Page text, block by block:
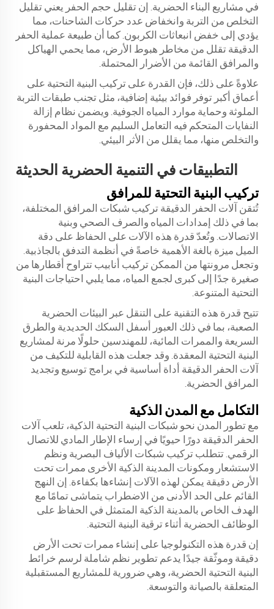
في مشاريع البناء الحضرية. إن تقليل حجم الحفر يعني تقليل
التخلص من التربة وانخفاض عدد حركات الشاحنات، مما
يؤدي إلى خفض انبعاثات الكربون. كما أن طبيعة عملية الحفر
الدقيقة تقلل من مخاطر هبوط الأرض، مما يحمي الهياكل
والمرافق القائمة من الأضرار المحتملة.
علاوةً على ذلك، فإن القدرة على تركيب البنية التحتية على
أعماق أكبر توفر فوائد بيئية إضافية، مثل تجنب طبقات التربة
الملوثة وحماية موارد المياه الجوفية. ويضمن نظام إزالة
النفايات المتحكم فيه التعامل السليم مع المواد المحفورة
والتخلص منها، مما يقلل من الأثر البيئي.
التطبيقات في التنمية الحضرية الحديثة
تركيب البنية التحتية للمرافق
تُتقن آلات الحفر الدقيقة تركيب شبكات المرافق المختلفة،
بما في ذلك إمدادات المياه والصرف الصحي وبنية
الاتصالات. وتُعدّ قدرة هذه الآلات على الحفاظ على دقة
الميل ميزة بالغة الأهمية خاصةً في أنظمة التدفق بالجاذبية.
وتجعل مرونتها من الممكن تركيب أنابيب تتراوح أقطارها من
صغيرة جدًا إلى كبرى لجمع المياه، مما يلبي احتياجات البنية
التحتية المتنوعة.
تتيح قدرة هذه التقنية على التنقل عبر البيئات الحضرية
الصعبة، بما في ذلك العبور أسفل السكك الحديدية والطرق
السريعة والممرات المائية، للمهندسين حلولًا مرنة لمشاريع
البنية التحتية المعقدة. وقد جعلت هذه القابلية للتكيف من
آلات الحفر الدقيقة أداة أساسية في برامج توسيع وتجديد
المرافق الحضرية.
التكامل مع المدن الذكية
مع تطور المدن نحو شبكات البنية التحتية الذكية، تلعب آلات
الحفر الدقيقة دورًا حيويًا في إرساء الإطار المادي للاتصال
الرقمي. تتطلب تركيب شبكات الألياف البصرية ونظم
الاستشعار ومكونات المدينة الذكية الأخرى ممرات تحت
الأرض دقيقة يمكن لهذه الآلات إنشاءها بكفاءة. إن النهج
القائم على الحد الأدنى من الاضطراب يتماشى تمامًا مع
الهدف الخاص بالمدينة الذكية المتمثل في الحفاظ على
الوظائف الحضرية أثناء ترقية البنية التحتية.
إن قدرة هذه التكنولوجيا على إنشاء ممرات تحت الأرض
دقيقة وموثّقة جيدًا يدعم تطوير نظم شاملة لرسم خرائط
البنية التحتية الحضرية، وهي ضرورية للمشاريع المستقبلية
المتعلقة بالصيانة والتوسعة.